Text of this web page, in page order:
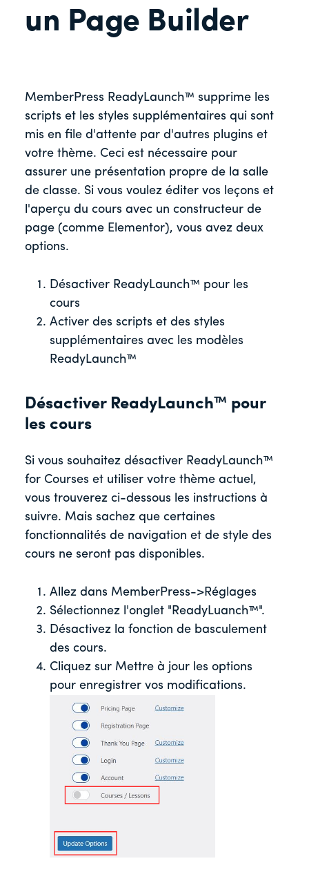
un Page Builder
MemberPress ReadyLaunch™ supprime les
scripts et les styles supplémentaires qui sont
mis en file d'attente par d'autres plugins et
votre thème. Ceci est nécessaire pour
assurer une présentation propre de la salle
de classe. Si vous voulez éditer vos leçons et
l'aperçu du cours avec un constructeur de
page (comme Elementor), vous avez deux
options.
Désactiver ReadyLaunch™ pour les
cours
Activer des scripts et des styles
supplémentaires avec les modèles
ReadyLaunch™
Désactiver ReadyLaunch™ pour
les cours
Si vous souhaitez désactiver ReadyLaunch™
for Courses et utiliser votre thème actuel,
vous trouverez ci-dessous les instructions à
suivre. Mais sachez que certaines
fonctionnalités de navigation et de style des
cours ne seront pas disponibles.
Allez dans MemberPress->Réglages
Sélectionnez l'onglet "ReadyLuanch™".
Désactivez la fonction de basculement
des cours.
Cliquez sur Mettre à jour les options
pour enregistrer vos modifications.